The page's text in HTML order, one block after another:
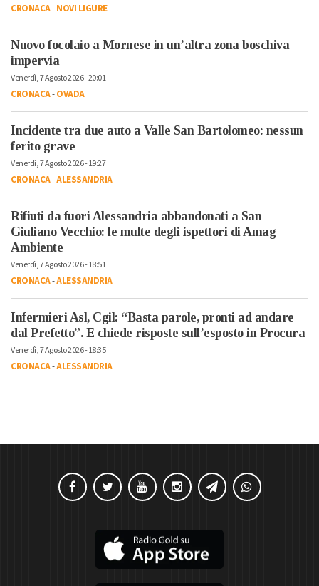
CRONACA-NOVI LIGURE
Nuovo focolaio a Mornese in un’altra zona boschiva
impervia
Venerdì, 7 Agosto 2026 - 20:01
CRONACA-OVADA
Incidente tra due auto a Valle San Bartolomeo: nessun
ferito grave
Venerdì, 7 Agosto 2026 - 19:27
CRONACA-ALESSANDRIA
Rifiuti da fuori Alessandria abbandonati a San
Giuliano Vecchio: le multe degli ispettori di Amag
Ambiente
Venerdì, 7 Agosto 2026 - 18:51
CRONACA-ALESSANDRIA
Infermieri Asl, Cgil: “Basta parole, pronti ad andare
dal Prefetto”. E chiede risposte sull’esposto in Procura
Venerdì, 7 Agosto 2026 - 18:35
CRONACA-ALESSANDRIA